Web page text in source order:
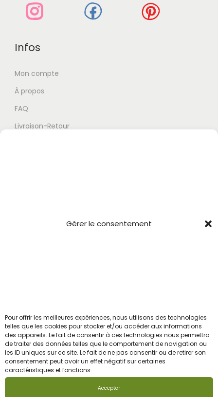
Gérer le consentement
Pour offrir les meilleures expériences, nous utilisons des technologies
telles que les cookies pour stocker et/ou accéder aux informations
des appareils. Le fait de consentir à ces technologies nous permettra
de traiter des données telles que le comportement de navigation ou
les ID uniques sur ce site. Le fait de ne pas consentir ou de retirer son
consentement peut avoir un effet négatif sur certaines
caractéristiques et fonctions.
Accepter
Infos
Mon compte
À propos
FAQ
Livraison-Retour
Email
J'accepte la politique de confidentialité